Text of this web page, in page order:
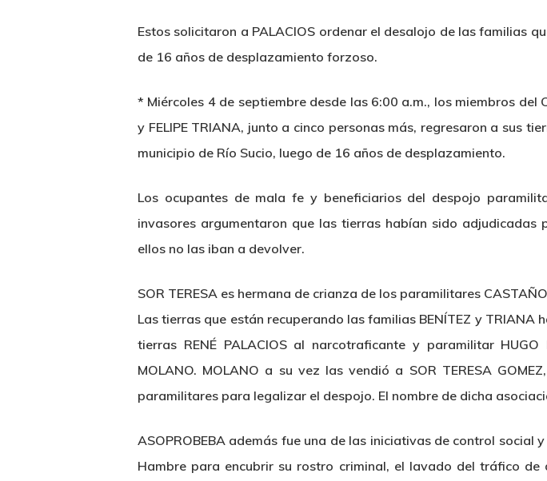
Estos solicitaron a PALACIOS ordenar el desalojo de las familias
de 16 años de desplazamiento forzoso.
* Miércoles 4 de septiembredesde las 6:00 a.m., los miembros del
y FELIPE TRIANA, junto a cinco personas más, regresaron a sus
municipio de Río Sucio, luego de 16 años de desplazamiento.
Los ocupantes de mala fe y beneficiarios del despojo
invasores argumentaron que las tierras habían sido adjudicadas
ellos no las iban a devolver.
SOR TERESA es hermana de crianza de los paramilitares
Las tierras que están recuperando las familias BENÍTEZ y
tierras RENÉ PALACIOS al narcotraficante y paramilitar HUGO
MOLANO. MOLANO a su vez las vendió a SOR TERESA
paramilitares para legalizar el despojo. El nombre de dicha
ASOPROBEBA además fue una de las iniciativas de control
Hambre para encubrir su rostro criminal, el lavado del tráfico